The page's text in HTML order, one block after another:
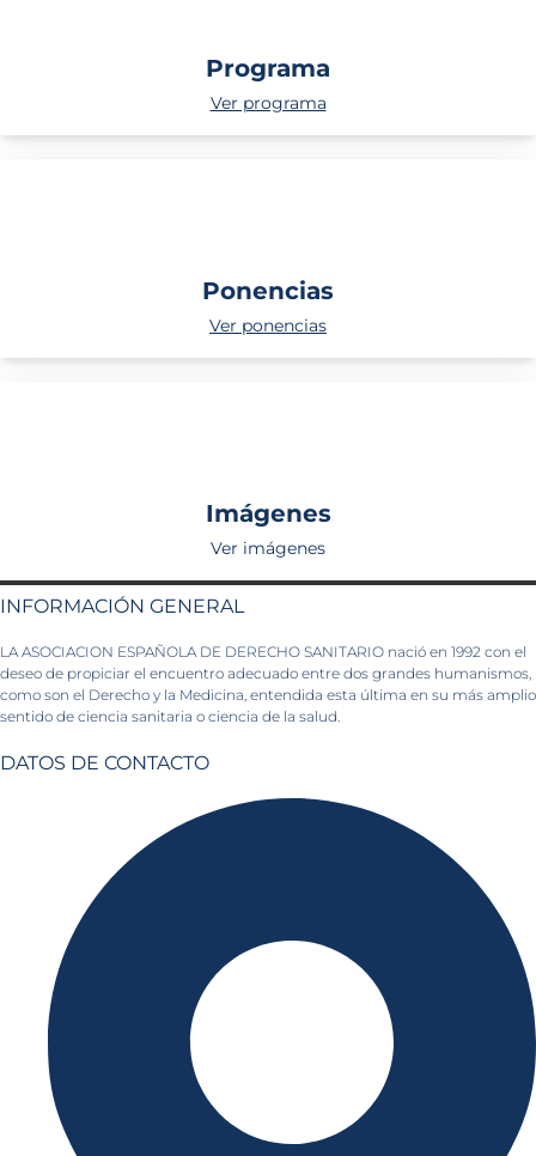
Programa
Ver programa
Ponencias
Ver ponencias
Imágenes
Ver imágenes
INFORMACIÓN GENERAL
LA ASOCIACION ESPAÑOLA DE DERECHO SANITARIO nació en 1992 con el
deseo de propiciar el encuentro adecuado entre dos grandes humanismos,
como son el Derecho y la Medicina, entendida esta última en su más amplio
sentido de ciencia sanitaria o ciencia de la salud.
DATOS DE CONTACTO